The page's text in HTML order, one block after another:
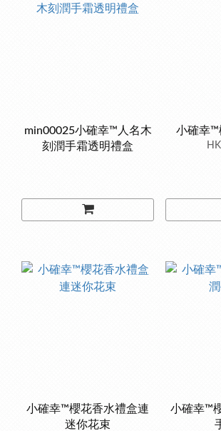
min00025小確幸™人名木
刻潤手霜透明禮盒
小確幸™
小確幸™櫻花香水禮盒連
迷你花束
小確幸™